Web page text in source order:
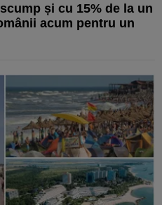
și cu 15% de la un
acum pentru un